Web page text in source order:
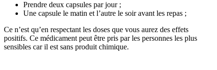
Prendre deux capsules par jour ;
Une capsule le matin et l’autre le soir avant les repas ;
Ce n’est qu’en respectant les doses que vous aurez des effets
positifs. Ce médicament peut être pris par les personnes les plus
sensibles car il est sans produit chimique.